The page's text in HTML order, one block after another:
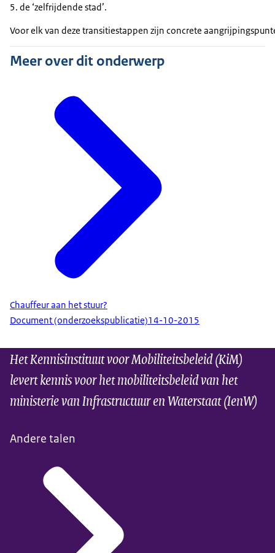
de ‘zelfrijdende stad’.
Voor elk van deze transitiestappen zijn concrete
Meer over dit onderwerp
Chauffeur aan het stuur?
Document (onderzoekspublicatie)14-10-2015
Het Kennisinstituut voor Mobiliteitsbeleid (KiM)
levert kennis voor het mobiliteitsbeleid van het
ministerie van Infrastructuur en Waterstaat (IenW)
Andere talen